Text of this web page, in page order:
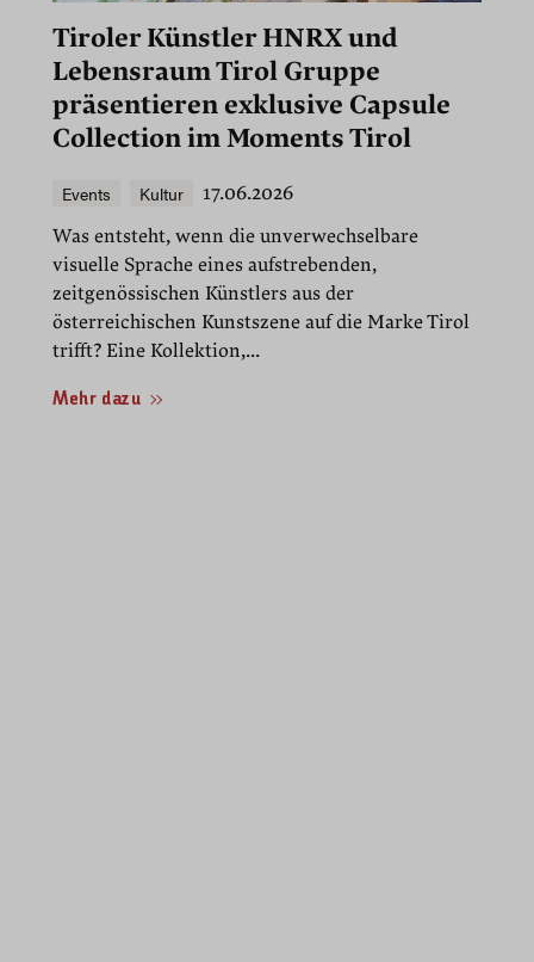
Tiroler Künstler HNRX und
Lebensraum Tirol Gruppe
präsentieren exklusive Capsule
Collection im Moments Tirol
Events Kultur
17.06.2026
Was entsteht, wenn die unverwechselbare
visuelle Sprache eines aufstrebenden,
zeitgenössischen Künstlers aus der
österreichischen Kunstszene auf die Marke Tirol
trifft? Eine Kollektion,...
Mehr dazu